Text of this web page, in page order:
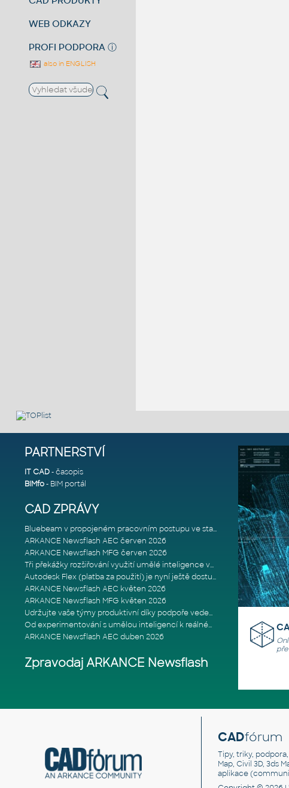
WEB ODKAZY
PROFI PODPORA ⓘ
also in ENGLISH
PARTNERSTVÍ
IT CAD- časopis
BIMfo- BIM portál
CAD ZPRÁVY
Bluebeam v propojeném pracovním postupu ve stavebnictví: Proč je int
ARKANCE Newsflash AEC červen 2026
ARKANCE Newsflash MFG červen 2026
Tři překážky rozšiřování využití umělé inteligence ve stavebním prům
Autodesk Flex (platba za použití) je nyní ještě dostupnější
ARKANCE Newsflash AEC květen 2026
ARKANCE Newsflash MFG květen 2026
Udržujte vaše týmy produktivní díky podpoře vedené odborníky
Od experimentování s umělou inteligencí k reálnému dopadu na podniká
ARKANCE Newsflash AEC duben 2026
Zpravodaj ARKANCE Newsflash
CADfórum
Tipy, triky,
Map, Civil 3D, 3ds
aplikace